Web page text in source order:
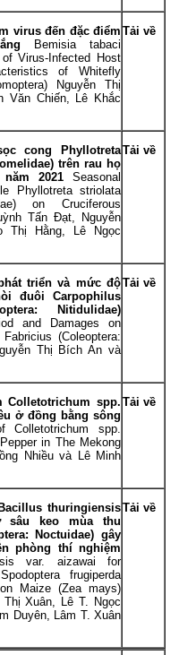
virus đến đặc điểm
Bemisia tabaci
Virus-Infected Host
of Whitefly
Nguyễn Thị
Văn Chiến, Lê Khắc
Tải về
cong Phyllotreta
trên rau họ
2021 Seasonal
Phyllotreta striolata
on Cruciferous
Tấn Đạt, Nguyễn
Thị Hằng, Lê Ngọc
Tải về
triển và mức độ
đuôi Carpophilus
Nitidulidae)
and Damages on
(Coleoptera:
Thị Bích An và
Tải về
spp.
ở đồng bằng sông
Colletotrichum spp.
in The Mekong
Nhiều và Lê Minh
Tải về
thuringiensis
sâu keo mùa thu
Noctuidae) gây
phòng thí nghiệm
var. aizawai for
frugiperda
Maize (Zea mays)
Thị Xuân, Lê T. Ngọc
Duyên, Lâm T. Xuân
Tải về